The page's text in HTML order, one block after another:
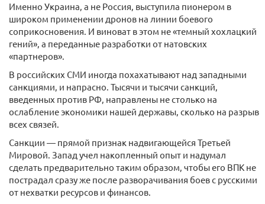
Именно Украина, а не Россия, выступила пионером в
широком применении дронов на линии боевого
соприкосновения. И виноват в этом не «темный хохлацкий
гений», а переданные разработки от натовских
«партнеров».
В российских СМИ иногда похахатывают над западными
санкциями, и напрасно. Тысячи и тысячи санкций,
введенных против РФ, направлены не столько на
ослабление экономики нашей державы, сколько на разрыв
всех связей.
Санкции — прямой признак надвигающейся Третьей
Мировой. Запад учел накопленный опыт и надумал
сделать предварительно таким образом, чтобы его ВПК не
пострадал сразу же после разворачивания боев с русскими
от нехватки ресурсов и финансов.